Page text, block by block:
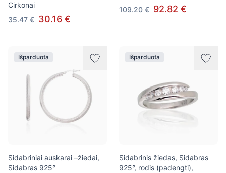
Cirkonai
35.47 € 30.16 €
109.20 € 92.82 €
Išparduota
Sidabriniai auskarai –žiedai,
Sidabras 925°
Išparduota
Sidabrinis žiedas, Sidabras
925°, rodis (padengti),